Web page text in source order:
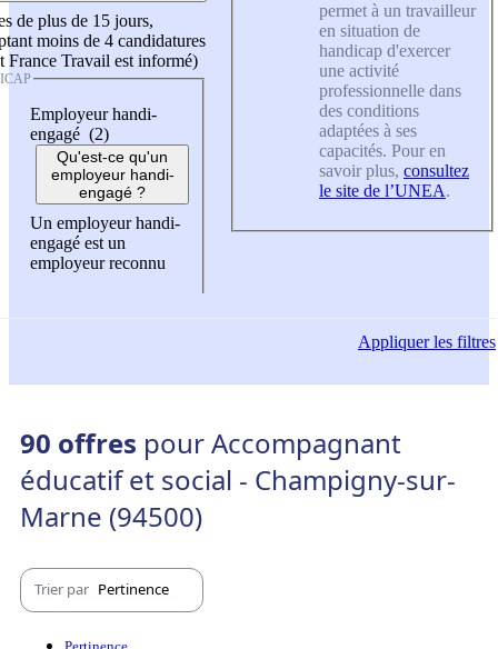
de plus de 15 jours,
moins de 4 candidatures
France Travail est informé)
Employeur handi-
engagé (2)
Qu'est-ce qu'un
employeur handi-
engagé ?
Un employeur handi-
engagé est un
employeur reconnu
permet à un travailleur
en situation de
handicap d'exercer
une activité
professionnelle dans
des conditions
adaptées à ses
capacités. Pour en
savoir plus, consultez
le site de l’UNEA.
Appliquerles filtres
90 offres pour Accompagnant
éducatif et social - Champigny-sur-
Marne (94500)
Trier par Pertinence